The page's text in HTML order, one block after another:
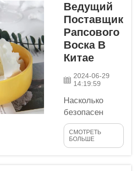
кокосовый
является
лучшим.
Сегодня, после
того как я все
углубился в
свечей недавно,
я начал
узнавать, что
веганский
Ведущий
Поставщик
Рапсового
Воска В
Китае
2024-06-29
14:19:59
Насколько
безопасен
рапировый
воск как
альтернатива
СМОТРЕТЬ
БОЛЬШЕ